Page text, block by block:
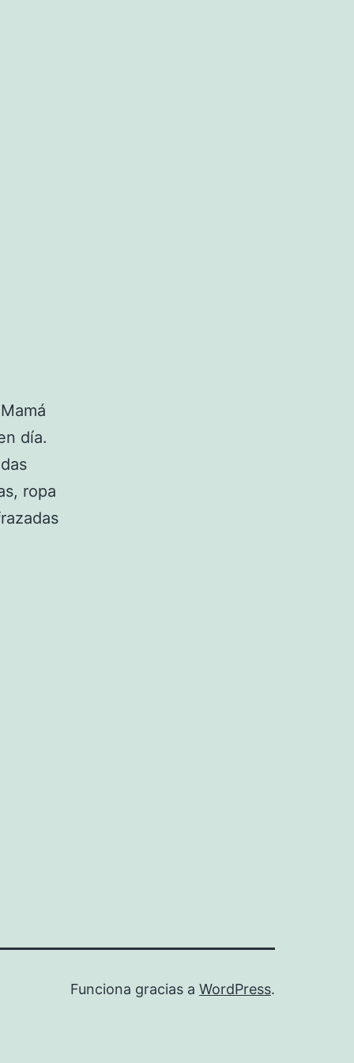
día.
ropa
Funciona gracias a WordPress.